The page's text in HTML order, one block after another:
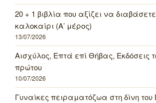
20 + 1 βιβλία που αξίζει να
καλοκαίρι (Α’ μέρος)
13/07/2026
Αισχύλος, Επτά επί Θήβας, Εκδόσεις
πρώτου
10/07/2026
Γυναίκες πειραματόζωα στη δίνη του